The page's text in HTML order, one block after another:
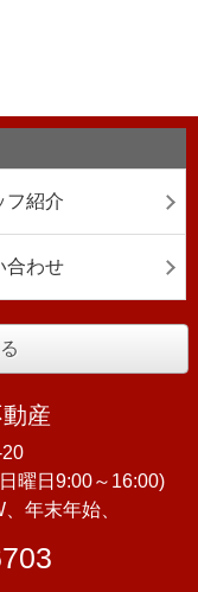
フ紹介
合わせ
産
曜日9:00～16:00)
年末年始、